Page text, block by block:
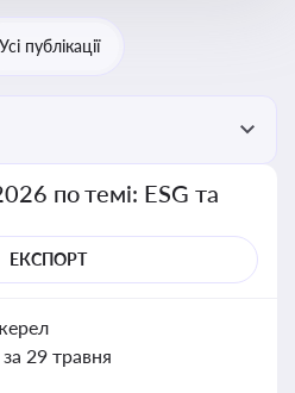
Усі публікації
по темі: ESG та
ЕКСПОРТ
за 29 травня